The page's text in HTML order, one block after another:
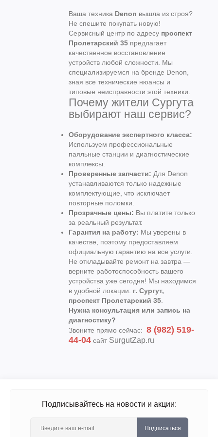
Ваша техника Denon вышла из строя?
Не спешите покупать новую!
Сервисный центр по адресу проспект
Пролетарский 35 предлагает
качественное восстановление
устройств любой сложности. Мы
специализируемся на бренде Denon,
зная все технические нюансы и
типовые неисправности этой техники.
Почему жители Сургута
выбирают наш сервис?
Оборудование экспертного класса:
Используем профессиональные
паяльные станции и диагностические
комплексы.
Проверенные запчасти: Для Denon
устанавливаются только надежные
комплектующие, что исключает
повторные поломки.
Прозрачные цены: Вы платите только
за реальный результат.
Гарантия на работу: Мы уверены в
качестве, поэтому предоставляем
официальную гарантию на все услуги.
Не откладывайте ремонт на завтра —
верните работоспособность вашего
устройства уже сегодня! Мы находимся
в удобной локации: г. Сургут,
проспект Пролетарский 35
Нужна консультация или запись на
диагностику?
Звоните прямо сейчас: 8 (982) 519-
44-04 сайт SurgutZap.ru
Подписывайтесь на новости и акции:
Подписаться